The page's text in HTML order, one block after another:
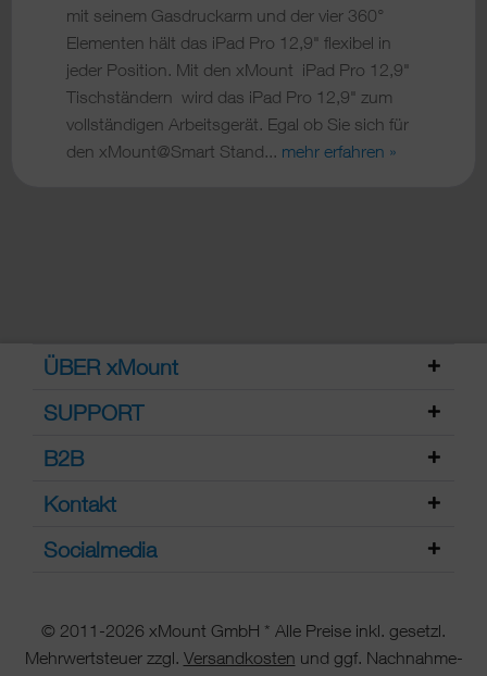
mit seinem Gasdruckarm und der vier 360°
Elementen hält das iPad Pro 12,9" flexibel in
jeder Position. Mit den xMount iPad Pro 12,9"
Tischständern wird das iPad Pro 12,9" zum
vollständigen Arbeitsgerät. Egal ob Sie sich für
den xMount@Smart Stand... mehr erfahren »
ÜBER xMount
SUPPORT
B2B
Kontakt
Socialmedia
© 2011-2026 xMount GmbH * Alle Preise inkl. gesetzl.
Mehrwertsteuer zzgl. Versandkosten und ggf. Nachnahme-